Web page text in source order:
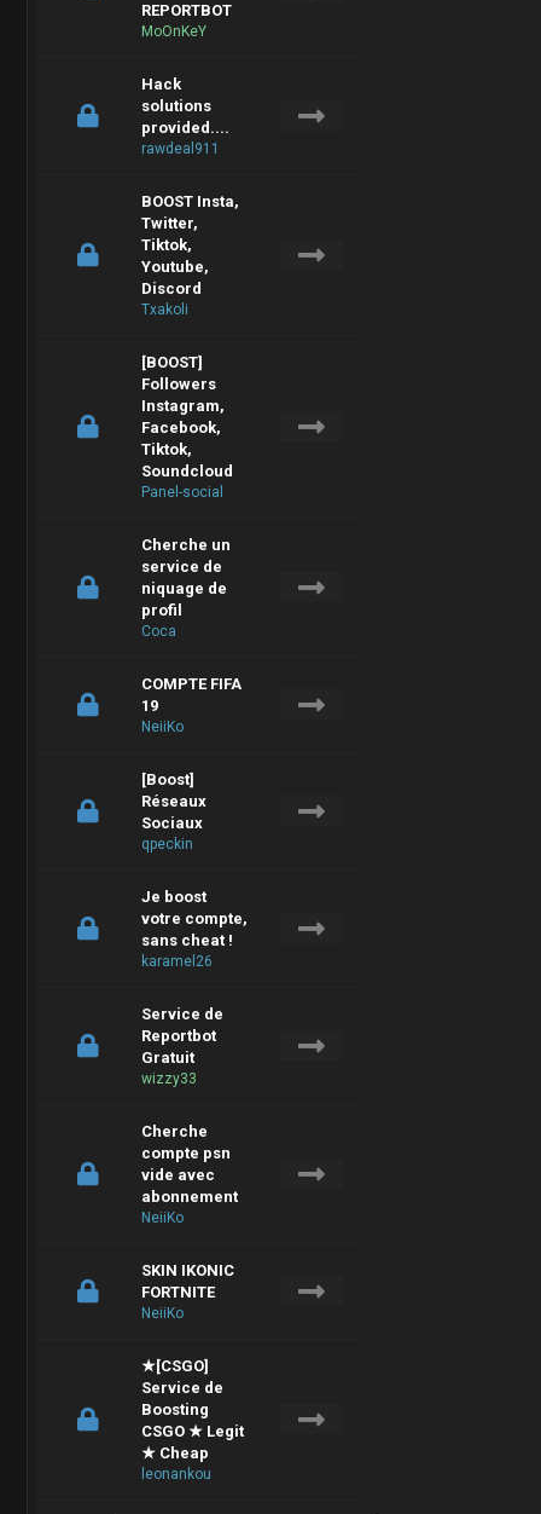
REPORTBOT
MoOnKeY
Hack
solutions
provided....
rawdeal911
BOOST Insta,
Twitter,
Tiktok,
Youtube,
Discord
Txakoli
[BOOST]
Followers
Instagram,
Facebook,
Tiktok,
Soundcloud
Panel-social
Cherche un
service de
niquage de
profil
Coca
COMPTE FIFA
19
NeiiKo
[Boost]
Réseaux
Sociaux
qpeckin
Je boost
votre compte,
sans cheat !
karamel26
Service de
Reportbot
Gratuit
wizzy33
Cherche
compte psn
vide avec
abonnement
NeiiKo
SKIN IKONIC
FORTNITE
NeiiKo
★[CSGO]
Service de
Boosting
CSGO ★ Legit
★ Cheap
leonankou